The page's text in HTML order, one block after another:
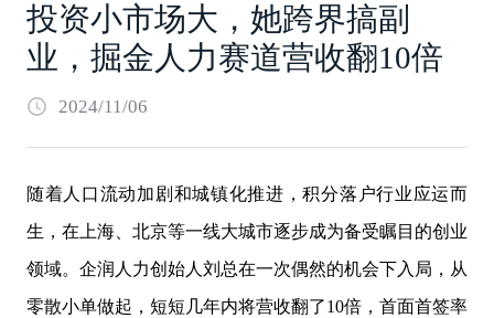
投资小市场大，她跨界搞副
业，掘金人力赛道营收翻10倍
2024/11/06
随着人口流动加剧和城镇化推进，积分落户行业应运而
生，在上海、北京等一线大城市逐步成为备受瞩目的创业
领域。企润人力创始人刘总在一次偶然的机会下入局，从
零散小单做起，短短几年内将营收翻了10倍，首面首签率